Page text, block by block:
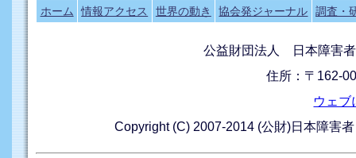
ホーム 情報アクセス 世界の動き 協会発ジャーナル 調査・
公益財団法人 日本障害
住所：〒162-
ウェブ
Copyright (C) 2007-2014 (公財)日本障害